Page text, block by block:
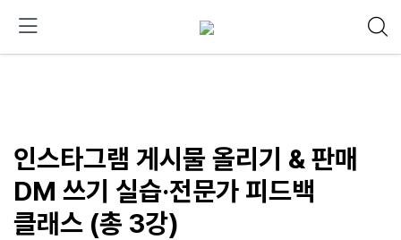
인스타그램 게시물 올리기 & 판매
DM 쓰기 실습·전문가 피드백
클래스 (총 3강)